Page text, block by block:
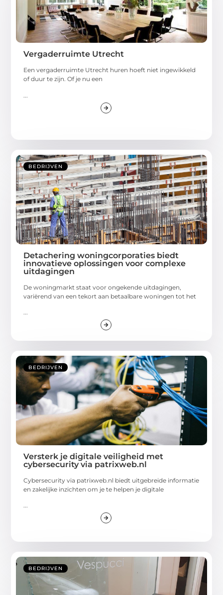
Vergaderruimte Utrecht
Een vergaderruimte Utrecht huren hoeft niet ingewikkeld
of duur te zijn. Of je nu een
BEDRIJVEN
Detachering woningcorporaties biedt
innovatieve oplossingen voor complexe
uitdagingen
De woningmarkt staat voor ongekende uitdagingen,
variërend van een tekort aan betaalbare woningen tot het
...
BEDRIJVEN
Versterk je digitale veiligheid met
cybersecurity via patrixweb.nl
Cybersecurity via patrixweb.nl biedt uitgebreide informatie
en zakelijke inzichten om je te helpen je digitale
...
BEDRIJVEN